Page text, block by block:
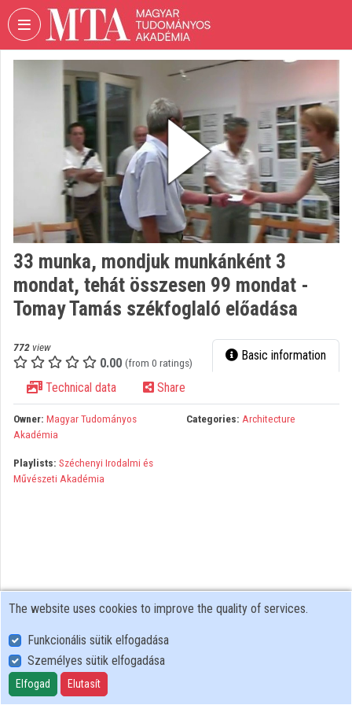
Skip header Skip menu Skip content
VIDEOTORIUM
SCIENCES
Organization home
Log In
Organization discovery
Categories
Organizations
Contributors
33 munka, mondjuk munkánként 3
mondat, tehát összesen 99 mondat -
Tomay Tamás székfoglaló előadása
772 view
0.00 (from 0 ratings) Basic information
Technical data Share
Owner: Magyar Tudományos
Akadémia
Categories: Architecture
Playlists: Széchenyi Irodalmi és
Művészeti Akadémia
User Policy
Adatkezelési tájékoztató (en)
Cookie Policy
The website uses cookies to improve the quality of services.
Funkcionális sütik elfogadása
Személyes sütik elfogadása
Elfogad Elutasít